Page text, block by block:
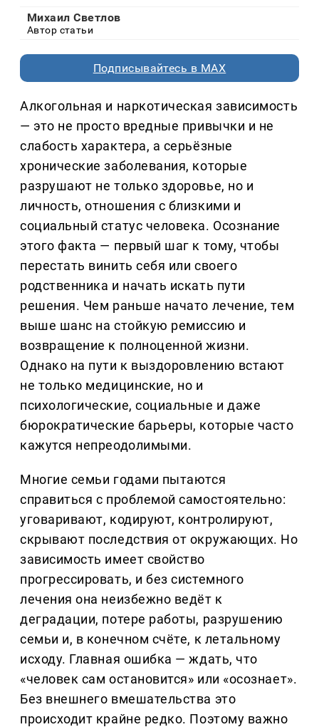
Михаил Светлов
Автор статьи
Подписывайтесь в MAX
Алкогольная и наркотическая зависимость
— это не просто вредные привычки и не
слабость характера, а серьёзные
хронические заболевания, которые
разрушают не только здоровье, но и
личность, отношения с близкими и
социальный статус человека. Осознание
этого факта — первый шаг к тому, чтобы
перестать винить себя или своего
родственника и начать искать пути
решения. Чем раньше начато лечение, тем
выше шанс на стойкую ремиссию и
возвращение к полноценной жизни.
Однако на пути к выздоровлению встают
не только медицинские, но и
психологические, социальные и даже
бюрократические барьеры, которые часто
кажутся непреодолимыми.
Многие семьи годами пытаются
справиться с проблемой самостоятельно:
уговаривают, кодируют, контролируют,
скрывают последствия от окружающих. Но
зависимость имеет свойство
прогрессировать, и без системного
лечения она неизбежно ведёт к
деградации, потере работы, разрушению
семьи и, в конечном счёте, к летальному
исходу. Главная ошибка — ждать, что
«человек сам остановится» или «осознает».
Без внешнего вмешательства это
происходит крайне редко. Поэтому важно